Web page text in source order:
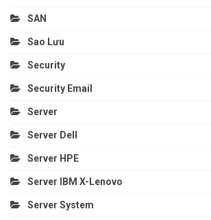
SAN
Sao Lưu
Security
Security Email
Server
Server Dell
Server HPE
Server IBM X-Lenovo
Server System